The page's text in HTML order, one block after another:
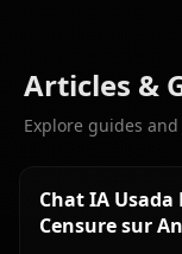
Articles &
Explore guides
Chat IA
Censure sur